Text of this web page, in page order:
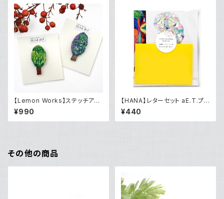
【Lemon Works】ステッチアー
ト ふわもこブローチ（Tree）
¥990
【HANA】レターセット aE.T.プ
ロジェクト「カン・ジュンヨン×山
村 晃弘『アマゾンの山村ヒョン』
『山村晃弘』」
¥440
その他の商品